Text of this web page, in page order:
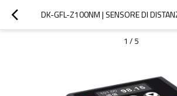
1 / 5